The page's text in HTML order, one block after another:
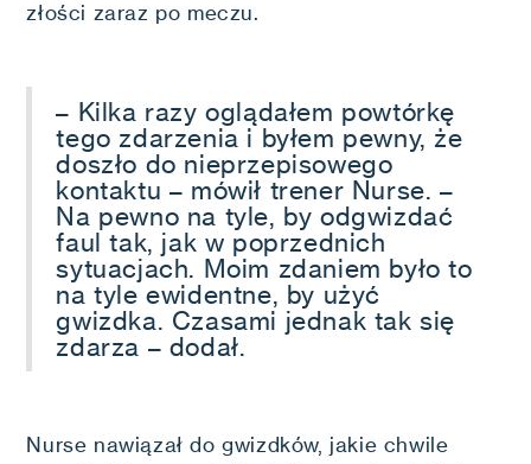
złości zaraz po meczu.
– Kilka razy oglądałem powtórkę
tego zdarzenia i byłem pewny, że
doszło do nieprzepisowego
kontaktu – mówił trener Nurse. –
Na pewno na tyle, by odgwizdać
faul tak, jak w poprzednich
sytuacjach. Moim zdaniem było to
na tyle ewidentne, by użyć
gwizdka. Czasami jednak tak się
zdarza – dodał.
Nurse nawiązał do gwizdków, jakie chwile